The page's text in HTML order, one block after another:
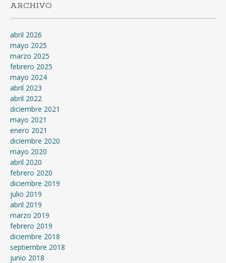
ARCHIVO
abril 2026
mayo 2025
marzo 2025
febrero 2025
mayo 2024
abril 2023
abril 2022
diciembre 2021
mayo 2021
enero 2021
diciembre 2020
mayo 2020
abril 2020
febrero 2020
diciembre 2019
julio 2019
abril 2019
marzo 2019
febrero 2019
diciembre 2018
septiembre 2018
junio 2018